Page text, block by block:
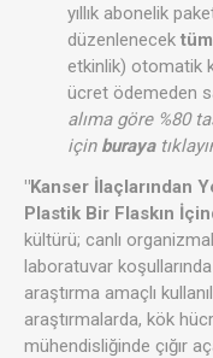
yıllık abonelik
düzenlenecek
etkinlik) otomatik
ücret ödemeden
alıma göre %80
için buraya
"Kanser İlaçlarından
Plastik Bir Flaskın
kültürü; canlı
laboratuvar
araştırma amaçlı
araştırmalarda, kök
mühendisliğinde çığır